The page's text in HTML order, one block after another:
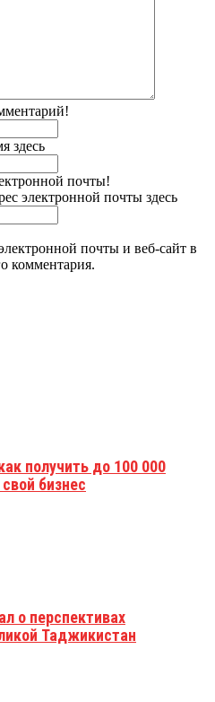
здесь
почты!
электронной почты здесь
почты и веб-сайт в
комментария.
получить до 100 000
бизнес
о перспективах
Таджикистан